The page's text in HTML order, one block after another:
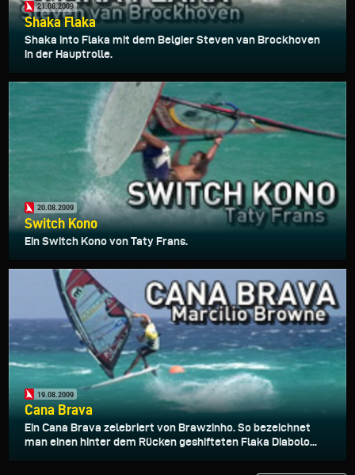
21.08.2009
Shaka Flaka
Shaka into Flaka mit dem Belgier Steven van Brockhoven
in der Hauptrolle.
20.08.2009
Switch Kono
Ein Switch Kono von Taty Frans.
19.08.2009
Cana Brava
Ein Cana Brava zelebriert von Brawzinho. So bezeichnet
man einen hinter dem Rücken geshifteten Flaka Diabolo...